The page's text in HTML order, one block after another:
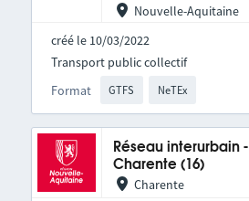
Nouvelle-Aquitaine
créé le 10/03/2022
Format GTFS NeTEx
Transport public collectif
Réseau interurbain -
Charente (16)
Charente